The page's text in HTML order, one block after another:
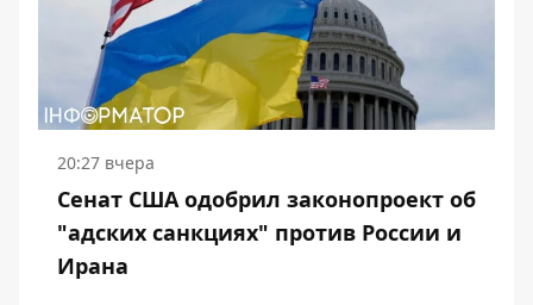
20:27 вчера
Сенат США одобрил законопроект об
"адских санкциях" против России и
Ирана